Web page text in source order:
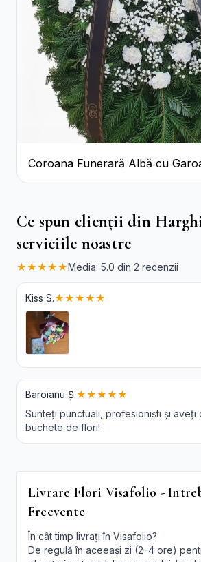
Coroana Funerară Albă cu
Ce spun clienții din
serviciile noastre
★★★★★Media: 5.0 din 2 recenzii
Kiss S.★★★★★
Baroianu Ș.★★★★★
Sunteți punctuali, profesioniști și aveți
buchete de flori!
Livrare Flori Visafolio -
Frecvente
În cât timp livrați în Visafolio?
De regulă în aceeași zi (2–4 ore)